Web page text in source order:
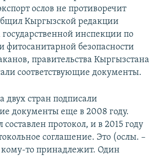
ослов не противоречит
Кыргызской редакции
государственной инспекции по
фитосанитарной безопасности
правительства Кыргызстана
соответствующие документы.
двух стран подписали
документы еще в 2008 году.
составлен протокол, и в 2015 году
соглашение. Это (ослы. –
кому-то принадлежит. Один